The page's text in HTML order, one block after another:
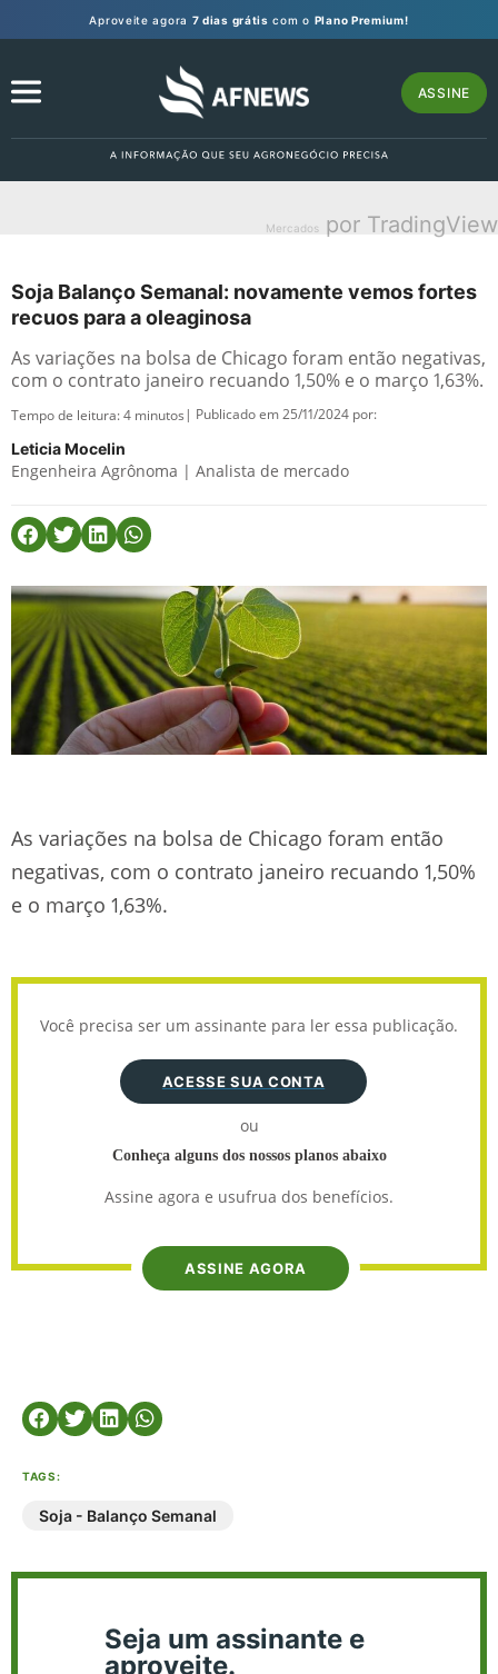
Aproveite agora 7 dias grátis com o Plano Premium!
ASSINE
Mercados por TradingView
Soja Balanço Semanal: novamente vemos fortes
recuos para a oleaginosa
As variações na bolsa de Chicago foram então negativas,
com o contrato janeiro recuando 1,50% e o março 1,63%.
Tempo de leitura:4 minutos | Publicado em 25/11/2024 por:
Leticia Mocelin
Engenheira Agrônoma | Analista de mercado
As variações na bolsa de Chicago foram então
negativas, com o contrato janeiro recuando 1,50%
e o março 1,63%.
Você precisa ser um assinante para ler essa publicação.
ACESSE SUA CONTA
ou
Conheça alguns dos nossos planos abaixo
Assine agora e usufrua dos benefícios.
ASSINE AGORA
TAGS:
Soja - Balanço Semanal
Seja um assinante e
aproveite.